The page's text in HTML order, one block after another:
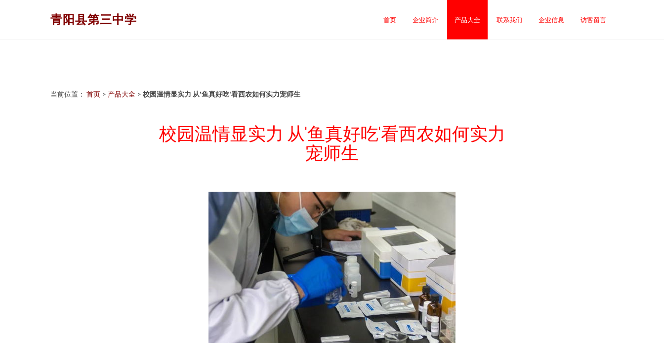
青阳县第三中学 首页 企业简介 产品大全 联系我们 企业信息 访客留言
当前位置： 首页 > 产品大全 > 校园温情显实力 从'鱼真好吃'看西农如何实力宠师生
校园温情显实力 从'鱼真好吃'看西农如何实力
宠师生